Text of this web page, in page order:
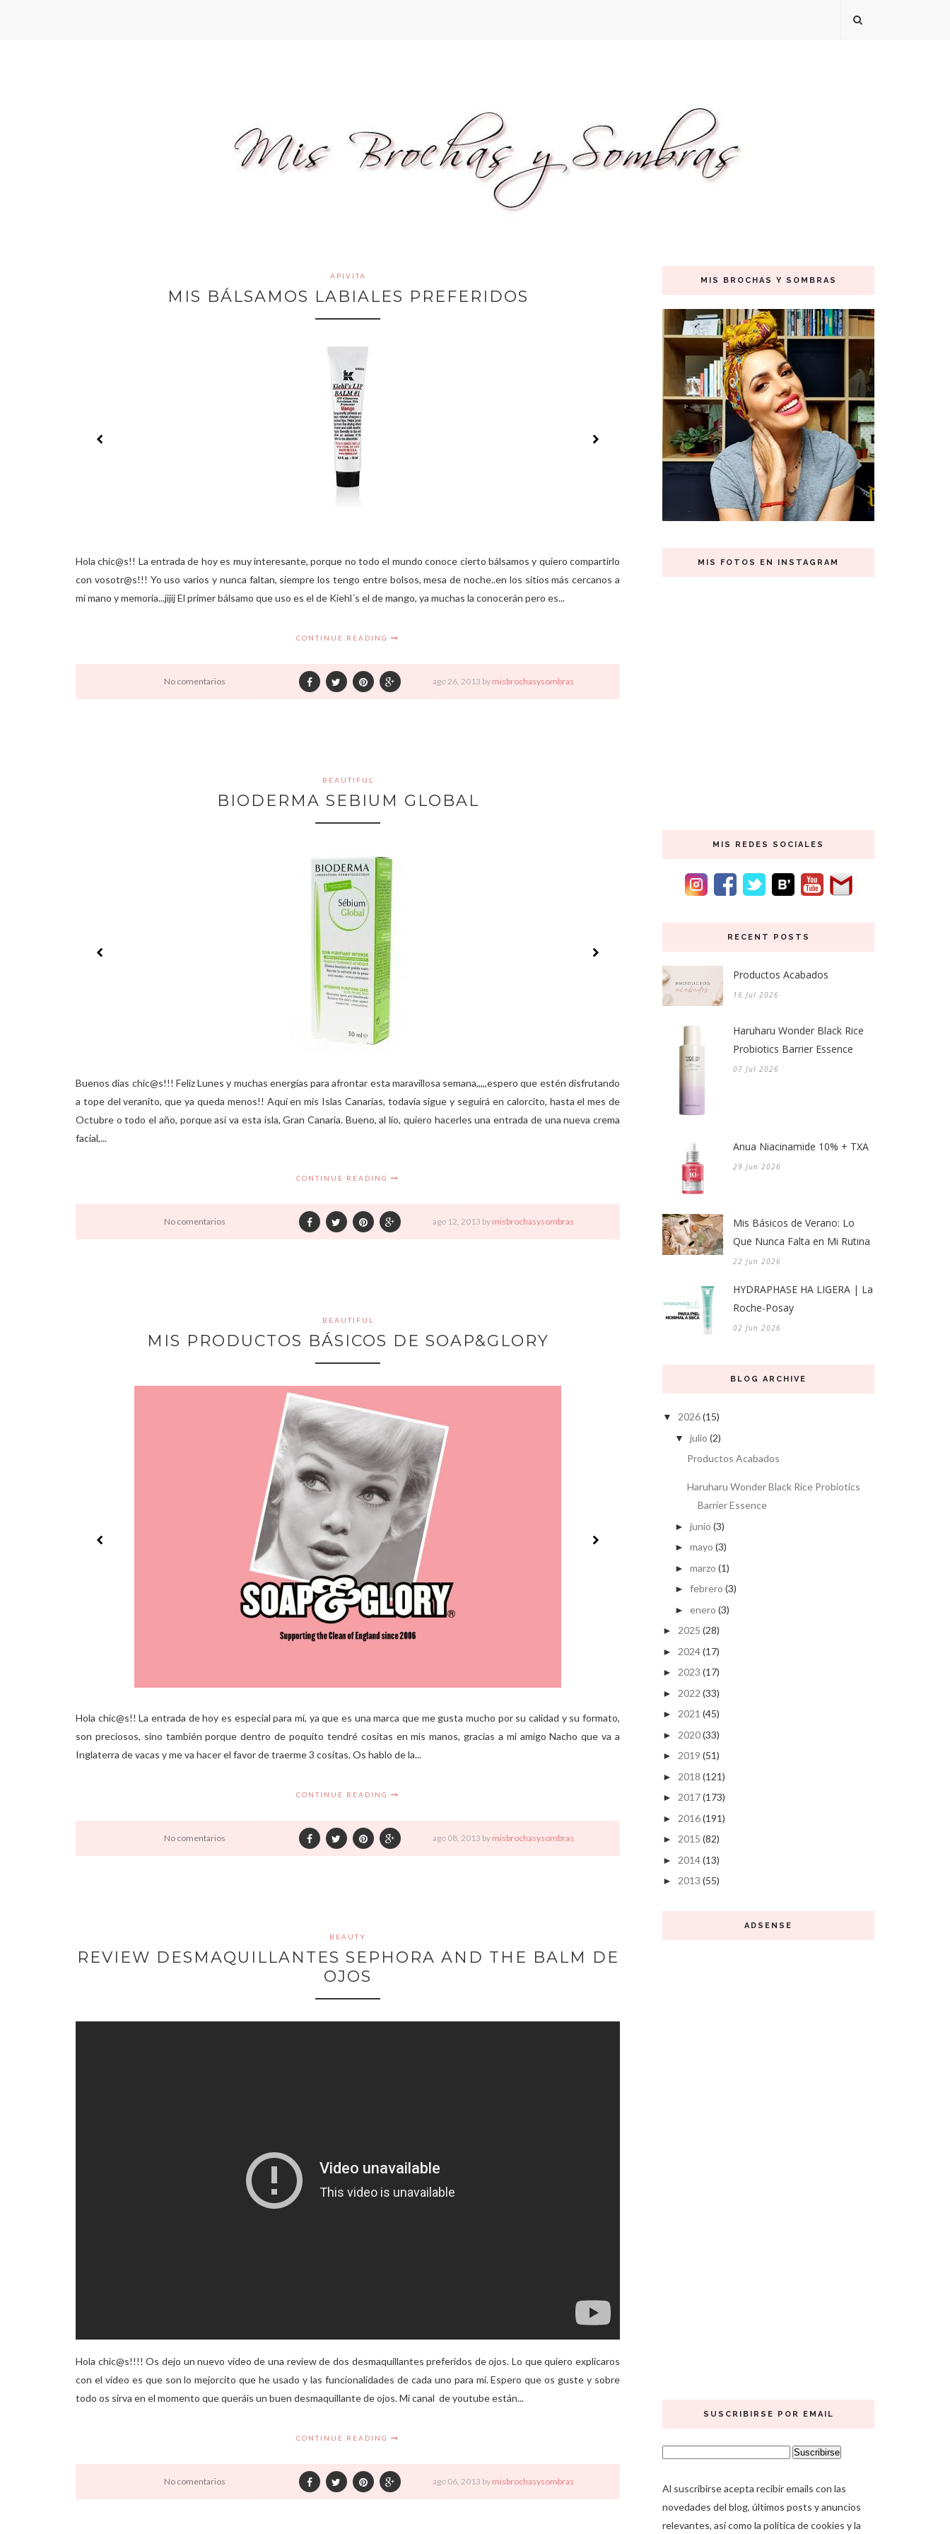
APIVITA
MIS BÁLSAMOS LABIALES PREFERIDOS
Hola chic@s!! La entrada de hoy es muy interesante, porque no todo el mundo conoce cierto bálsamos y quiero compartirlo
con vosotr@s!!! Yo uso varios y nunca faltan, siempre los tengo entre bolsos, mesa de noche..en los sitios más cercanos a
mi mano y memoria...jijij El primer bálsamo que uso es el de Kiehl´s el de mango, ya muchas la conocerán pero es...
CONTINUE READING
No comentarios ago26, 2013 by misbrochasysombras
BEAUTIFUL
BIODERMA SEBIUM GLOBAL
Buenos días chic@s!!! Feliz Lunes y muchas energías para afrontar esta maravillosa semana,,,,,espero que estén disfrutando
a tope del veranito, que ya queda menos!! Aquí en mis Islas Canarias, todavía sigue y seguirá en calorcito, hasta el mes de
Octubre o todo el año, porque así va esta isla, Gran Canaria. Bueno, al lío, quiero hacerles una entrada de una nueva crema
facial,...
CONTINUE READING
No comentarios ago 12, 2013 by misbrochasysombras
BEAUTIFUL
MIS PRODUCTOS BÁSICOS DE SOAP&GLORY
Hola chic@s!! La entrada de hoy es especial para mí, ya que es una marca que me gusta mucho por su calidad y su formato,
son preciosos, sino también porque dentro de poquito tendré cositas en mis manos, gracias a mi amigo Nacho que va a
Inglaterra de vacas y me va hacer el favor de traerme 3 cositas. Os hablo de la...
CONTINUE READING
No comentarios ago 08, 2013 by misbrochasysombras
BEAUTY
REVIEW DESMAQUILLANTES SEPHORA AND THE BALM DE
OJOS
Hola chic@s!!!! Os dejo un nuevo vídeo de una review de dos desmaquillantes preferidos de ojos. Lo que quiero explicaros
con el vídeo es que son lo mejorcito que he usado y las funcionalidades de cada uno para mí. Espero que os guste y sobre
todo os sirva en el momento que queráis un buen desmaquillante de ojos. Mi canal de youtube están...
CONTINUE READING
No comentarios ago 06, 2013 by misbrochasysombras
MIS BROCHAS Y SOMBRAS
MIS FOTOS EN INSTAGRAM
MIS REDES SOCIALES
RECENT POSTS
Productos Acabados
16 Jul 2026
Haruharu Wonder Black Rice
Probiotics Barrier Essence
07 Jul 2026
Anua Niacinamide 10% + TXA
29 Jun 2026
Mis Básicos de Verano: Lo
Que Nunca Falta en Mi Rutina
22 Jun 2026
HYDRAPHASE HA LIGERA | La
Roche-Posay
02 Jun 2026
BLOG ARCHIVE
▼ 2026(15)
▼ julio (2)
Productos Acabados
Haruharu Wonder Black Rice Probiotics
Barrier Essence
► junio (3)
► mayo (3)
► marzo (1)
► febrero (3)
► enero (3)
► 2025 (28)
► 2024(17)
► 2023 (17)
► 2022 (33)
► 2021 (45)
► 2020(33)
► 2019 (51)
► 2018 (121)
► 2017(173)
► 2016(191)
► 2015 (82)
► 2014(13)
► 2013 (55)
ADSENSE
SUSCRIBIRSE POR EMAIL
Al suscribirse acepta recibir emails con las
novedades del blog, últimos posts y anuncios
relevantes, así como la política de cookies y la